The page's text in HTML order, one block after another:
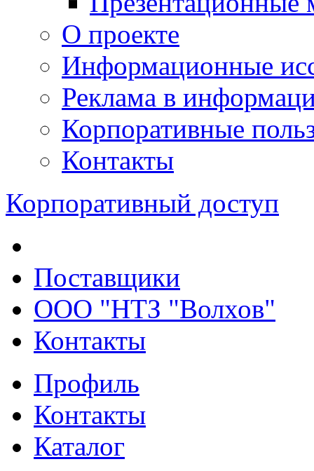
О проекте
Информационные
Реклама в
Корпоративные
Контакты
Корпоративный доступ
Поставщики
ООО "НТЗ "Волхов"
Контакты
Профиль
Контакты
Каталог